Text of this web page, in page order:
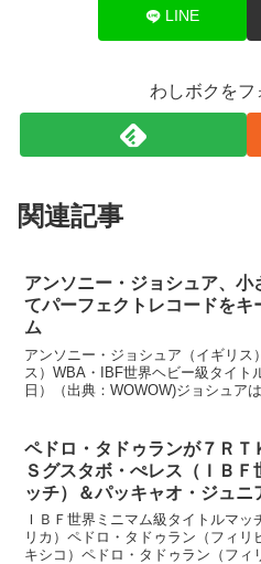
LINE
わしボクをフ
関連記事
アンソニー・ジョシュア、
てパーフェクトレコードを
ム
アンソニー・ジョシュア（イギリス
ス）WBA・IBF世界ヘビー級タイト
日）（出典：WOWOW)ジョシュア
ペドロ・タドゥランが７Ｒ
Ｓグスタボ・ぺレス（ＩＢ
ッチ）＆パッキャオ・ジュニ
ＩＢＦ世界ミニマム級タイトルマ
リカ）ペドロ・タドゥラン（フィ
キシコ）ペドロ・タドゥラン（フィ